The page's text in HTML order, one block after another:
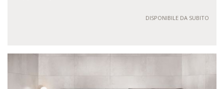
DISPONIBILE DA SUBITO